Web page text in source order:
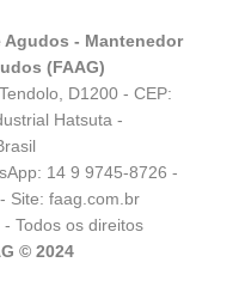
- Mantenedor
(FAAG)
D1200 - CEP:
Hatsuta -
14 9 9745-8726-
Site: faag.com.br
Todos os direitos
© 2024